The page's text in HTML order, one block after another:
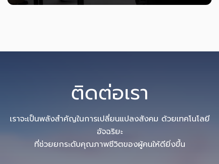
ได้แม่นยำ และยกระดับประสิทธิภาพของสนามบินทั้ง
ติดต่อเรา
เราจะเป็นพลังสำคัญในการเปลี่ยนแปลงสังคม ด้วยเทคโนโลยี
อัจฉริยะ
ที่ช่วยยกระดับคุณภาพชีวิตของผู้คนให้ดียิ่งขึ้น